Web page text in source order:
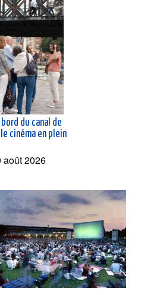
du canal de
le cinéma en plein
août 2026